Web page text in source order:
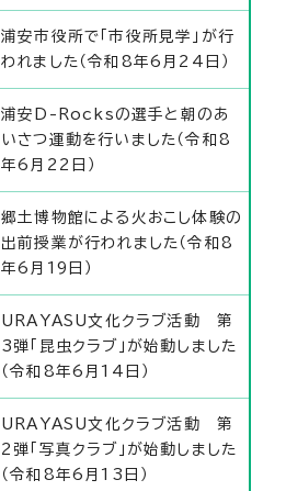
浦安市役所で「市役所見学」が行
われました（令和8年6月24日）
浦安D-Rocksの選手と朝のあ
いさつ運動を行いました（令和8
年6月22日）
郷土博物館による火おこし体験の
出前授業が行われました（令和8
年6月19日）
URAYASU文化クラブ活動 第
3弾「昆虫クラブ」が始動しました
（令和8年6月14日）
URAYASU文化クラブ活動 第
2弾「写真クラブ」が始動しました
（令和8年6月13日）